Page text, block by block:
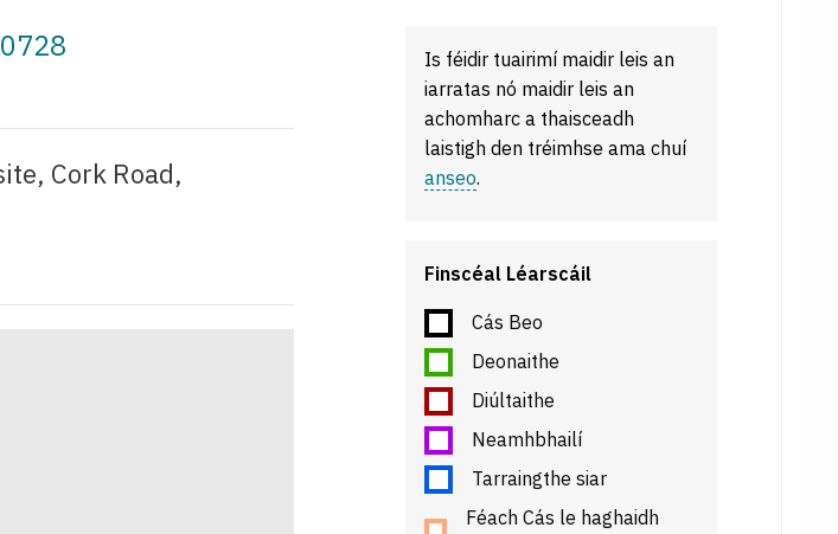
Cork Road,
Is féidir tuairimí maidir leis an
iarratas nó maidir leis an
achomharc a thaisceadh
laistigh den tréimhse ama chuí
anseo.
Finscéal Léarscáil
Cás Beo
Deonaithe
Diúltaithe
Neamhbhailí
Tarraingthe siar
Féach Cás le haghaidh